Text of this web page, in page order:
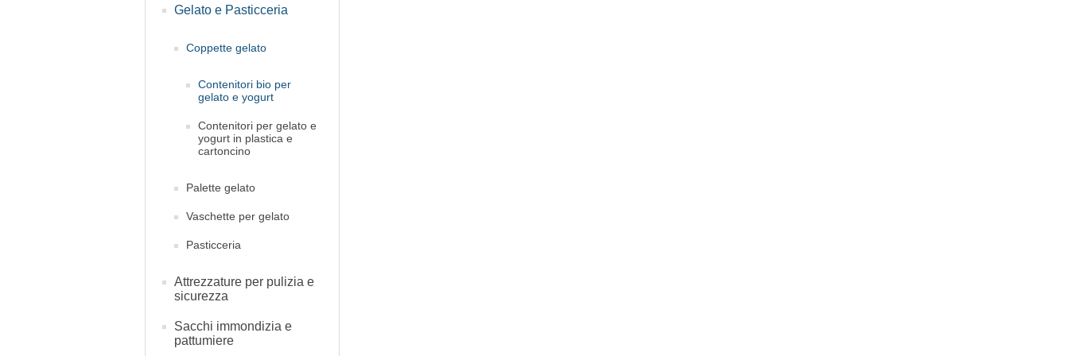
Gelato e Pasticceria
Coppette gelato
Contenitori bio per
gelato e yogurt
Contenitori per gelato e
yogurt in plastica e
cartoncino
Palette gelato
Vaschette per gelato
Pasticceria
Attrezzature per pulizia e
sicurezza
Sacchi immondizia e
pattumiere